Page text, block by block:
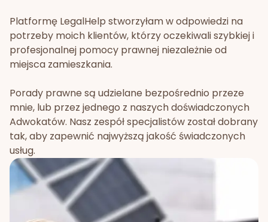
Platformę LegalHelp stworzyłam w odpowiedzi na
potrzeby moich klientów, którzy oczekiwali szybkiej i
profesjonalnej pomocy prawnej niezależnie od
miejsca zamieszkania.
Porady prawne są udzielane bezpośrednio przeze
mnie, lub przez jednego z naszych doświadczonych
Adwokatów. Nasz zespół specjalistów został dobrany
tak, aby zapewnić najwyższą jakość świadczonych
usług.